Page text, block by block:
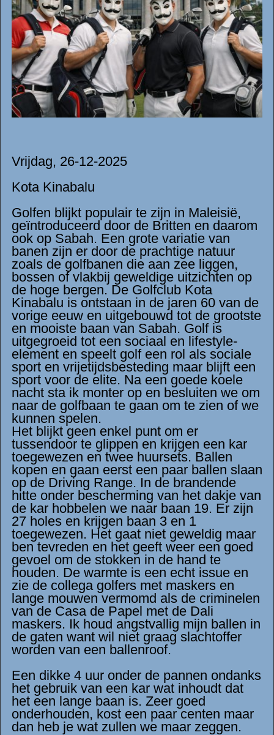
Vrijdag, 26-12-2025
Kota Kinabalu
Golfen blijkt populair te zijn in Maleisië,
geïntroduceerd door de Britten en daarom
ook op Sabah. Een grote variatie van
banen zijn er door de prachtige natuur
zoals de golfbanen die aan zee liggen,
bossen of vlakbij geweldige uitzichten op
de hoge bergen. De Golfclub Kota
Kinabalu is ontstaan in de jaren 60 van de
vorige eeuw en uitgebouwd tot de grootste
en mooiste baan van Sabah. Golf is
uitgegroeid tot een sociaal en lifestyle-
element en speelt golf een rol als sociale
sport en vrijetijdsbesteding maar blijft een
sport voor de elite. Na een goede koele
nacht sta ik monter op en besluiten we om
naar de golfbaan te gaan om te zien of we
kunnen spelen.
Het blijkt geen enkel punt om er
tussendoor te glippen en krijgen een kar
toegewezen en twee huursets. Ballen
kopen en gaan eerst een paar ballen slaan
op de Driving Range. In de brandende
hitte onder bescherming van het dakje van
de kar hobbelen we naar baan 19. Er zijn
27 holes en krijgen baan 3 en 1
toegewezen. Het gaat niet geweldig maar
ben tevreden en het geeft weer een goed
gevoel om de stokken in de hand te
houden. De warmte is een echt issue en
zie de collega golfers met maskers en
lange mouwen vermomd als de criminelen
van de Casa de Papel met de Dali
maskers. Ik houd angstvallig mijn ballen in
de gaten want wil niet graag slachtoffer
worden van een ballenroof.
Een dikke 4 uur onder de pannen ondanks
het gebruik van een kar wat inhoudt dat
het een lange baan is. Zeer goed
onderhouden, kost een paar centen maar
dan heb je wat zullen we maar zeggen.